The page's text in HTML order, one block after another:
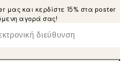
μας και κερδίστε 15% στα poster
αγορά σας!